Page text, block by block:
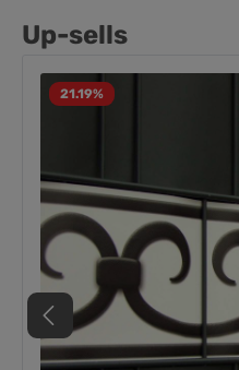
Up-sells
21.19%